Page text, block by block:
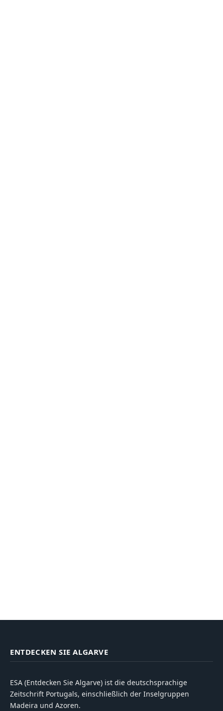
ENTDECKEN SIE ALGARVE
ESA (Entdecken Sie Algarve) ist die deutschsprachige
Zeitschrift Portugals, einschließlich der Inselgruppen
Madeira und Azoren.